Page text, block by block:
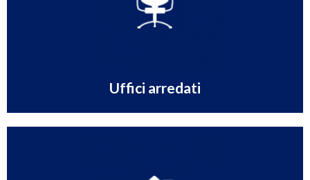
Uffici arredati
operativo a Milano, Roma e nelle città del network